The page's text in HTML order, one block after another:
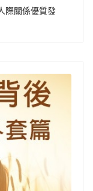
際關係優質發